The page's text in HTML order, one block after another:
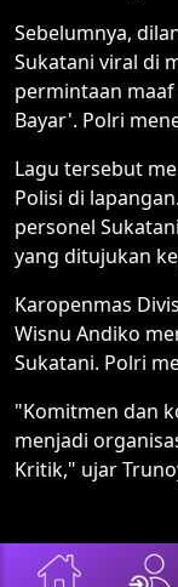
Sebelumnya,
Sukatani viral di
permintaan
Bayar'. Polri
Lagu tersebut
Polisi di
personel
yang ditujukan
Karopenmas
Wisnu Andiko
Sukatani. Polri
"Komitmen dan
menjadi
Kritik," ujar